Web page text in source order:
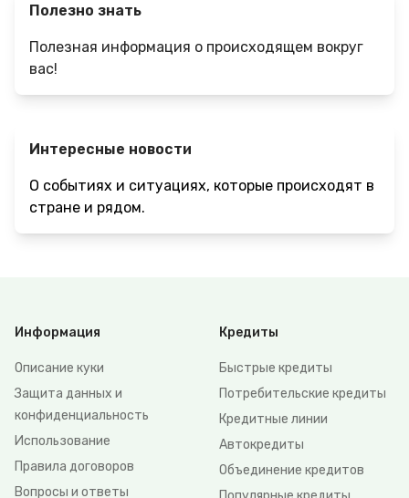
Полезно знать
Полезная информация о происходящем вокруг
вас!
Интересные новости
О событиях и ситуациях, которые происходят в
стране и рядом.
Информация
Описание куки
Защита данных и
конфиденциальность
Использование
Правила договоров
Вопросы и ответы
Кредиты
Быстрые кредиты
Потребительские кредиты
Кредитные линии
Автокредиты
Объединение кредитов